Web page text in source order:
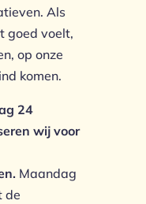
Als
goed voelt,
op onze
komen.
24
wij voor
Maandag
de